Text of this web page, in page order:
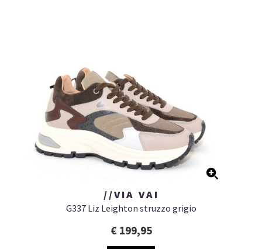
//VIA VAI
G337 Liz Leighton struzzo grigio
€ 199,95